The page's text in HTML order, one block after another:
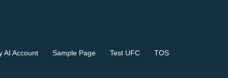
AI Account Sample Page Test UFC TOS